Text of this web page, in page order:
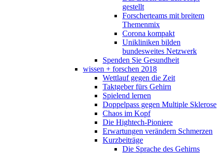
gestellt
Forscherteams mit breitem
Themenmix
Corona kompakt
Unikliniken bilden
bundesweites Netzwerk
Spenden Sie Gesundheit
wissen + forschen 2018
Wettlauf gegen die Zeit
Taktgeber fürs Gehirn
Spielend lernen
Doppelpass gegen Multiple Sklerose
Chaos im Kopf
Die Hightech-Pioniere
Erwartungen verändern Schmerzen
Kurzbeiträge
Die Sprache des Gehirns